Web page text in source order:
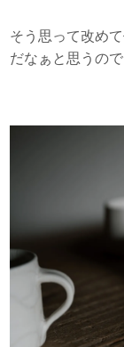
そう思って改め
だなぁと思うので